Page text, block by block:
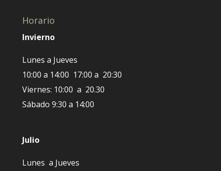
Horario
Invierno
Lunes a Jueves
10:00 a 14:00 17:00 a 20:30
Viernes: 10:00 a 20.30
Sábado 9:30 a 14:00
Julio
Lunes a Jueves